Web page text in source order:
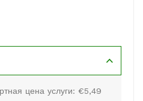
цена услуги: €5,49